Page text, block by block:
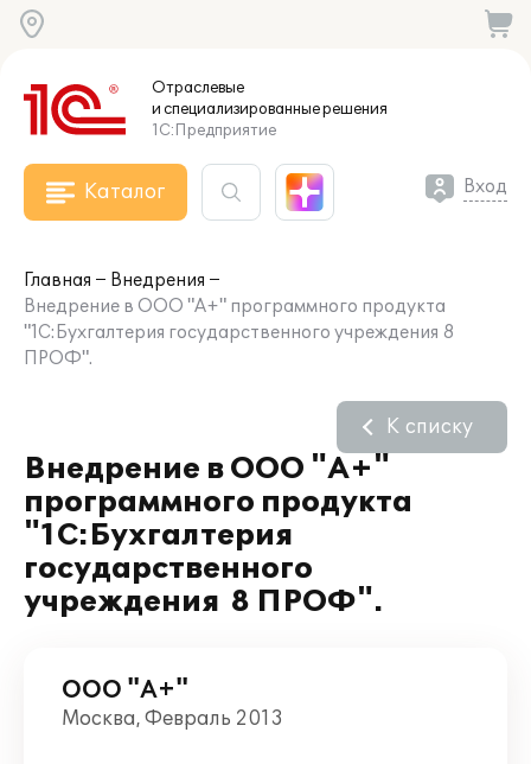
Отраслевые
и специализированныерешения
1С:Предприятие
Каталог Вход
Главная
Внедрения
Внедрение в ООО "А+" программного продукта
"1С:Бухгалтерия государственного учреждения 8
ПРОФ".
Внедрение в ООО "А+"
программного продукта
"1С:Бухгалтерия
государственного
учреждения 8 ПРОФ".
К списку
ООО "А+"
Москва, Февраль 2013